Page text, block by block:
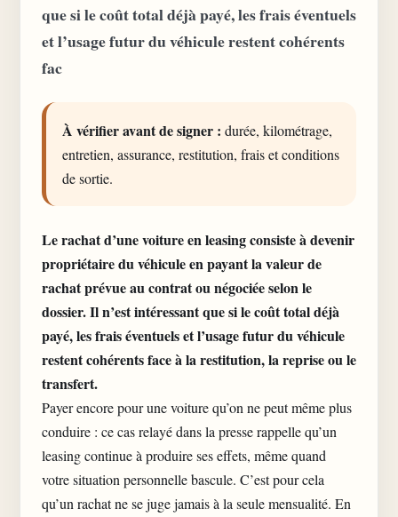
que si le coût total déjà payé, les frais éventuels
et l’usage futur du véhicule restent cohérents
fac
À vérifier avant de signer : durée, kilométrage,
entretien, assurance, restitution, frais et conditions
de sortie.
Lerachat d’une voiture en leasingconsiste à devenir
propriétaire du véhicule en payant la valeur de
rachat prévue au contrat ou négociée selon le
dossier. Il n’est intéressant que si le coût total déjà
payé, les frais éventuels et l’usage futur du véhicule
restent cohérents face à la restitution, la reprise ou le
transfert.
Payer encore pour une voiture qu’on ne peut même plus
conduire : ce cas relayé dans la presse rappelle qu’un
leasing continue à produire ses effets, même quand
votre situation personnelle bascule. C’est pour cela
qu’un rachat ne se juge jamais à la seule mensualité. En